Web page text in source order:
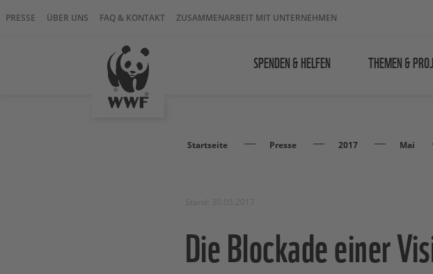
PRESSE ÜBER UNS FAQ & KONTAKT ZUSAMMENARBEIT MIT UNTERNEHMEN
SPENDEN & HELFEN THEMEN &
Startseite Presse 2017 Mai
Die Blockade einer